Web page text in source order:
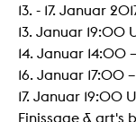
13. - 17. Januar
13.
14. Januar 14:00
16. Januar 17:00
17. Januar
Finissage